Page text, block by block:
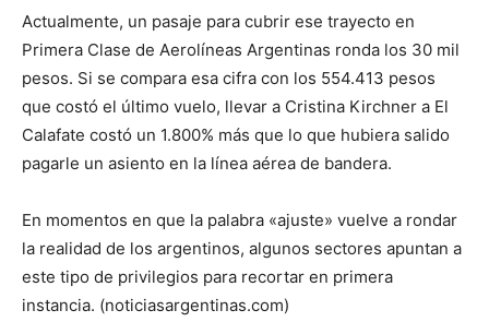
Actualmente, un pasaje para cubrir ese trayecto en
Primera Clase de Aerolíneas Argentinas ronda los 30 mil
pesos. Si se compara esa cifra con los 554.413 pesos
que costó el último vuelo, llevar a Cristina Kirchner a El
Calafate costó un 1.800% más que lo que hubiera salido
pagarle un asiento en la línea aérea de bandera.
En momentos en que la palabra «ajuste» vuelve a rondar
la realidad de los argentinos, algunos sectores apuntan a
este tipo de privilegios para recortar en primera
instancia. (noticiasargentinas.com)